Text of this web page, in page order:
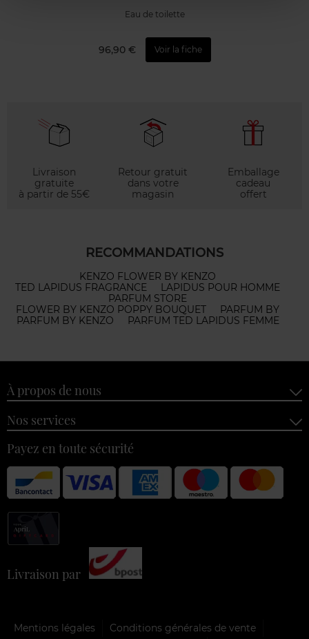
Eau de toilette
96,90 € Voir la fiche
Livraison
gratuite
à partir de 55€
Retour gratuit
dans votre
magasin
Emballage
cadeau
offert
RECOMMANDATIONS
KENZO FLOWER BY KENZO
TED LAPIDUS FRAGRANCE
LAPIDUS POUR HOMME
PARFUM STORE
FLOWER BY KENZO POPPY BOUQUET
PARFUM BY
PARFUM BY KENZO
PARFUM TED LAPIDUS FEMME
À propos de nous
Nos services
Payez en toute sécurité
Livraison par
Mentions légales
Conditions générales de vente